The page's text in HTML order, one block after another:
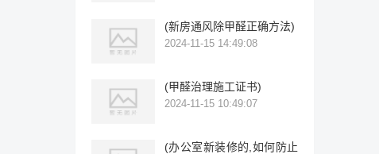
(新房通风除甲醛正确方法)
2024-11-15 14:49:08
(甲醛治理施工证书)
2024-11-15 10:49:07
(办公室新装修的,如何防止